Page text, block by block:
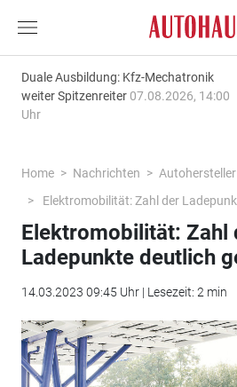
Duale Ausbildung: Kfz-Mechatronik
weiter Spitzenreiter 07.08.2026, 14:00
Uhr
Home Nachrichten
Autohersteller
Elektromobilität: Zahl der
Elektromobilität: Zahl
Ladepunkte deutlich
14.03.2023 09:45 Uhr | Lesezeit: 2 min